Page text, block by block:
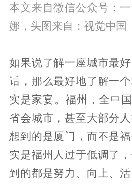
本文来自微信公众号：
娜，头图来自：视觉中国
如果说了解一座城市最
话，那么最好地了解一
实是家宴。福州，全中
省会城市，甚至大部分
想到的是厦门，而不是
实是福州人过于低调了
到的都是努力、向上、